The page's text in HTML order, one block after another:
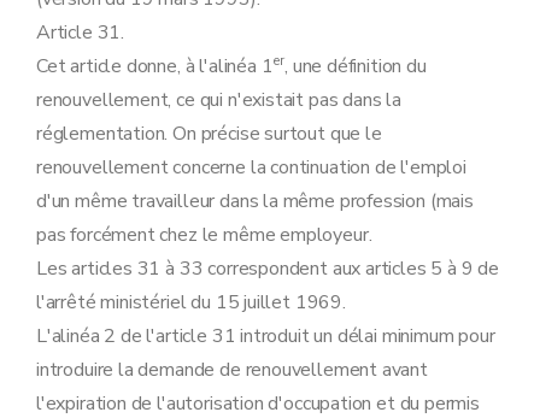
Article 31.
Cet article donne, à l'alinéa 1er, une définition du
renouvellement, ce qui n'existait pas dans la
réglementation. On précise surtout que le
renouvellement concerne la continuation de l'emploi
d'un même travailleur dans la même profession (mais
pas forcément chez le même employeur.
Les articles 31 à 33 correspondent aux articles 5 à 9 de
l'arrêté ministériel du 15 juillet 1969.
L'alinéa 2 de l'article 31 introduit un délai minimum pour
introduire la demande de renouvellement avant
l'expiration de l'autorisation d'occupation et du permis